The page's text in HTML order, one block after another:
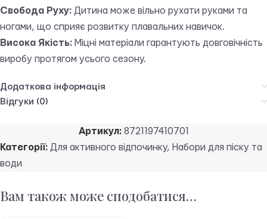
Свобода Руху: Дитина може вільно рухати руками та
ногами, що сприяє розвитку плавальних навичок.
Висока Якість: Міцні матеріали гарантують довговічність
виробу протягом усього сезону.
Додаткова інформація
Відгуки (0)
Артикул: 8721197410701
Категорії: Для активного відпочинку, Набори для піску та
води
Вам також може сподобатися…